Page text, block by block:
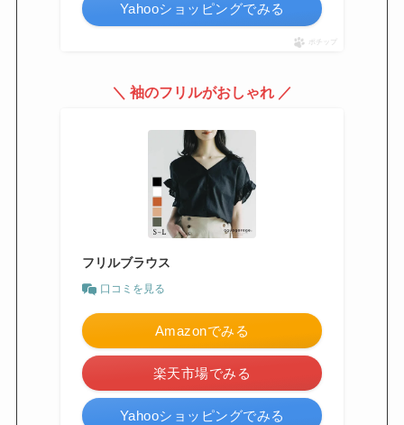
Yahooショッピングでみる
ポチップ
＼ 袖のフリルがおしゃれ ／
フリルブラウス
口コミを見る
Amazonでみる
楽天市場でみる
Yahooショッピングでみる